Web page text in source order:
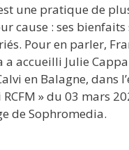
une pratique de
cause : ses bienfaits
Pour en parler,
a accueilli Julie
en Balagne, dans
RCFM » du 03 mars
de Sophromedia.